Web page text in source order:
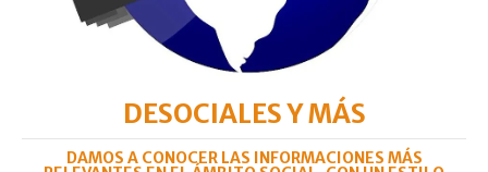
DESOCIALES Y MÁS
DAMOS A CONOCER LAS INFORMACIONES MÁS